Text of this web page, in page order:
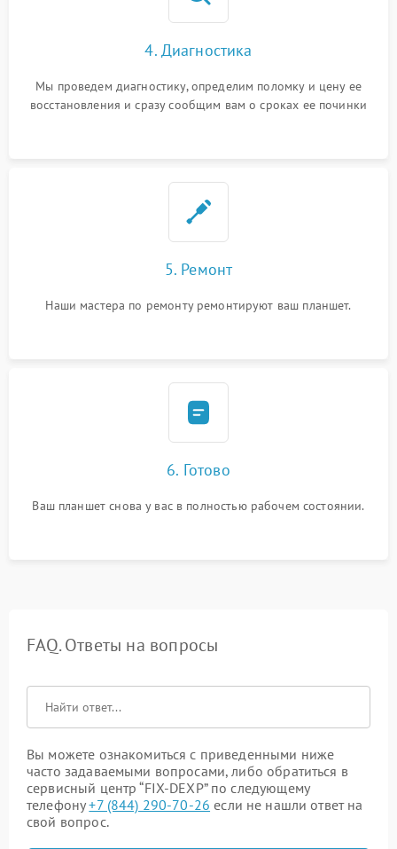
4. Диагностика
Мы проведем диагностику, определим поломку и цену ее
восстановления и сразу сообщим вам о сроках ее починки
5. Ремонт
Наши мастера по ремонту ремонтируют ваш планшет.
6. Готово
Ваш планшет снова у вас в полностью рабочем состоянии.
FAQ. Ответы на вопросы
Вы можете ознакомиться с приведенными ниже
часто задаваемыми вопросами, либо обратиться в
сервисный центр “FIX-DEXP” по следующему
телефону+7 (844) 290-70-26 если не нашли ответ на
свой вопрос.